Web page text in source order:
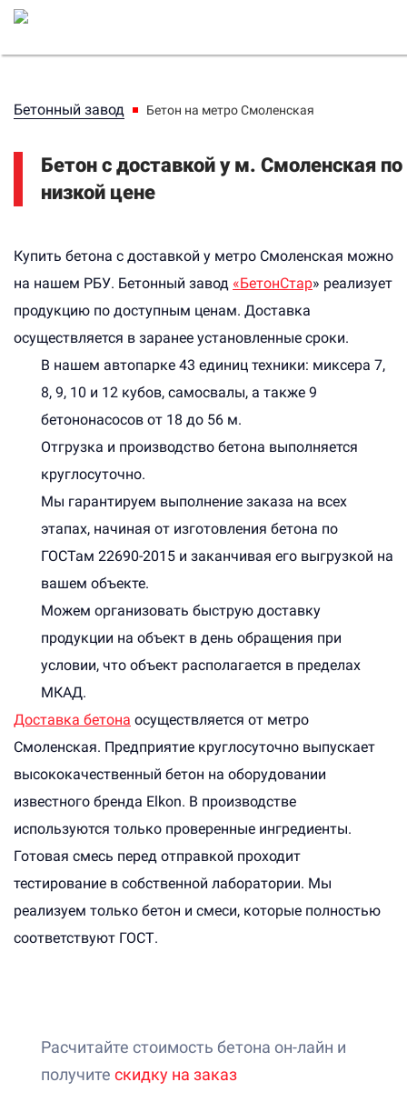
Бетонный завод Бетон на метро Смоленская
Бетон с доставкой у м. Смоленская по
низкой цене
Купить бетона с доставкой у метро Смоленская можно
на нашем РБУ. Бетонный завод «БетонСтар» реализует
продукцию по доступным ценам. Доставка
осуществляется в заранее установленные сроки.
В нашем автопарке 43 единиц техники: миксера 7,
8, 9, 10 и 12 кубов, самосвалы, а также 9
бетононасосов от 18 до 56 м.
Отгрузка и производство бетона выполняется
круглосуточно.
Мы гарантируем выполнение заказа на всех
этапах, начиная от изготовления бетона по
ГОСТам 22690-2015 и заканчивая его выгрузкой на
вашем объекте.
Можем организовать быструю доставку
продукции на объект в день обращения при
условии, что объект располагается в пределах
МКАД.
Доставка бетона осуществляется от метро
Смоленская. Предприятие круглосуточно выпускает
высококачественный бетон на оборудовании
известного бренда Elkon. В производстве
используются только проверенные ингредиенты.
Готовая смесь перед отправкой проходит
тестирование в собственной лаборатории. Мы
реализуем только бетон и смеси, которые полностью
соответствуют ГОСТ.
Расчитайте стоимость бетона он-лайн и
получите скидку на заказ